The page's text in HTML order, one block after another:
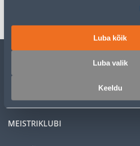
Luba kõik
Luba valik
Keeldu
MEISTRIKLUBI